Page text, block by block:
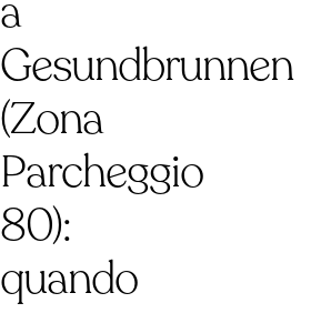
a
Gesundbrunnen
(Zona
Parcheggio
80):
quando